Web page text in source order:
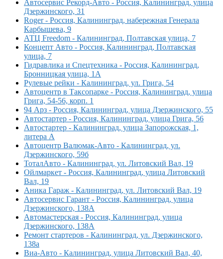
Автосервис Рекорд-Авто - Россия, Калининград, улица
Дзержинского, 31
Roger - Россия, Калининград, набережная Генерала
Карбышева, 9
АТЦ Freedom - Калининград, Полтавская улица, 7
Концепт Авто - Россия, Калининград, Полтавская
улица, 7
Гидравлика и Спецтехника - Россия, Калининград,
Бронницкая улица, 1А
Рулевые рейки - Калининград, ул. Грига, 54
Автоцентр в Таксопарке - Россия, Калининград, улица
Грига, 54-56, корп. 1
94 Арз - Россия, Калининград, улица Дзержинского, 55
Автостартер - Россия, Калининград, улица Грига, 56
Автостартер - Калининград, улица Запорожская, 1,
литера А
Автоцентр Валюмак-Авто - Калининград, ул.
Дзержинского, 59б
ТоталАвто - Калининград, ул. Литовский Вал, 19
Ойлмаркет - Россия, Калининград, улица Литовский
Вал, 19
Аника Гараж - Калининград, ул. Литовский Вал, 19
Автосервис Гарант - Россия, Калининград, улица
Дзержинского, 138А
Автомастерская - Россия, Калининград, улица
Дзержинского, 138А
Ремонт стартеров - Калининград, ул. Дзержинского,
138а
Виа-Авто - Калининград, улица Литовский Вал, 40,